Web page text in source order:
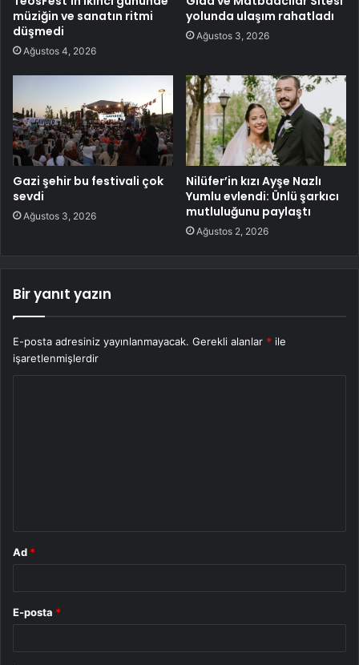
müziğin ve sanatın ritmi
düşmedi
Ağustos 4, 2026
yolunda ulaşım rahatladı
Ağustos 3, 2026
Gazi şehir bu festivali çok
sevdi
Ağustos 3, 2026
Nilüfer’in kızı Ayşe Nazlı
Yumlu evlendi: Ünlü şarkıcı
mutluluğunu paylaştı
Ağustos 2, 2026
Bir yanıt yazın
E-posta adresiniz yayınlanmayacak. Gerekli alanlar * ile
işaretlenmişlerdir
Ad *
E-posta *